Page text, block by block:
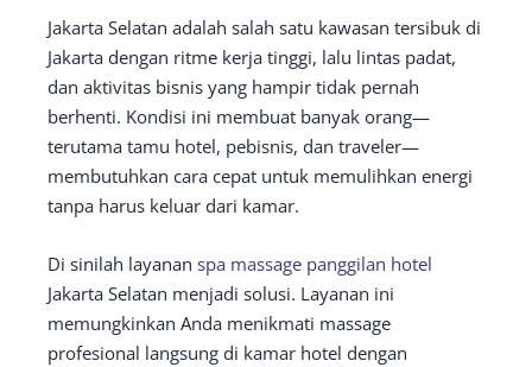
Jakarta Selatan adalah salah satu kawasan tersibuk di
Jakarta dengan ritme kerja tinggi, lalu lintas padat,
dan aktivitas bisnis yang hampir tidak pernah
berhenti. Kondisi ini membuat banyak orang—
terutama tamu hotel, pebisnis, dan traveler—
membutuhkan cara cepat untuk memulihkan energi
tanpa harus keluar dari kamar.
Di sinilah layanan spa massage panggilan hotel
Jakarta Selatan menjadi solusi. Layanan ini
memungkinkan Anda menikmati massage
profesional langsung di kamar hotel dengan